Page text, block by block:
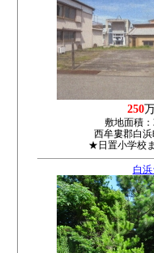
250
敷地面積：
西牟婁郡白
★日置小学校
白浜